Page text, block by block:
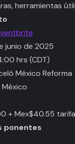
herramientas
junio de 2025
hrs (CDT)
México Reforma
+ Mex$40.55
ponentes